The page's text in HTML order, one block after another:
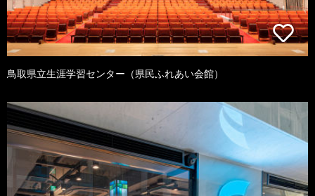
鳥取県立生涯学習センター（県民ふれあい会館）